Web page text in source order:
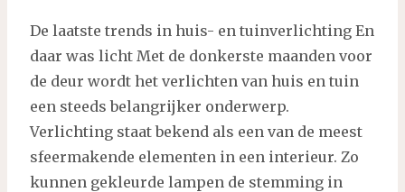
De laatste trends in huis- en tuinverlichting En
daar was licht Met de donkerste maanden voor
de deur wordt het verlichten van huis en tuin
een steeds belangrijker onderwerp.
Verlichting staat bekend als een van de meest
sfeermakende elementen in een interieur. Zo
kunnen gekleurde lampen de stemming in